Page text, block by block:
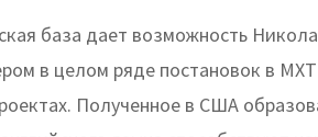
база дает возможность
в целом ряде постановок в
Полученное в США